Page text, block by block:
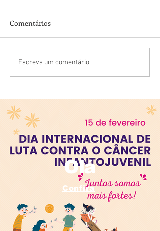
💓 14 de Agosto – Dia do
Cardiologista
Comentários
Escreva um comentário
Olá
Confira